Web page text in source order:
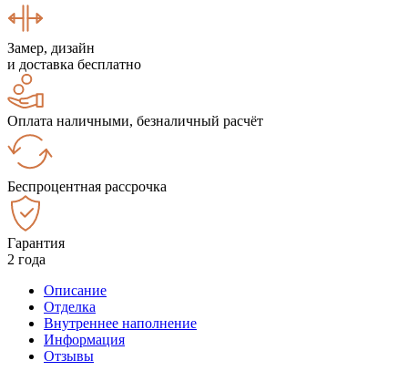
Замер, дизайн
и доставка бесплатно
Оплата наличными, безналичный расчёт
Беспроцентная рассрочка
Гарантия
2 года
Описание
Отделка
Внутреннее наполнение
Информация
Отзывы